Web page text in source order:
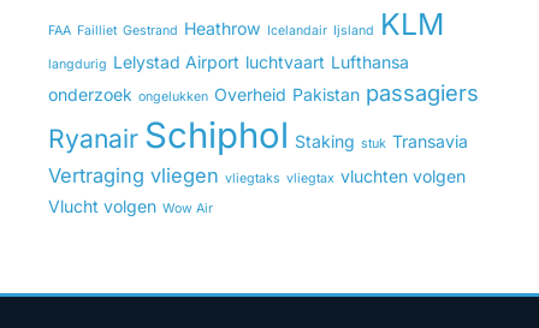
FAA Failliet Gestrand Heathrow Icelandair Ijsland KLM
langdurig Lelystad Airport luchtvaart Lufthansa
onderzoek ongelukken Overheid Pakistan passagiers
Ryanair Schiphol Staking stuk Transavia
Vertraging vliegen vliegtaks vliegtax vluchten volgen
Vlucht volgen Wow Air